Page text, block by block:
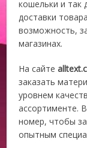
кошельки и так
доставки
возможность,
магазинах.
На сайте
заказать
уровнем
ассортименте.
номер, чтобы
опытным